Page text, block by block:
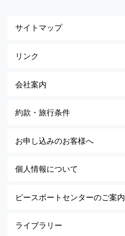
サイトマップ
リンク
会社案内
約款・旅行条件
お申し込みのお客様へ
個人情報について
ピースボートセンターのご案内
ライブラリー